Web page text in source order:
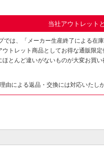
当社アウトレット
では、「メーカー生産終了による在
トレット商品としてお得な通販限定
とんど違いがないものが大変お買
由による返品・交換には対応いたし